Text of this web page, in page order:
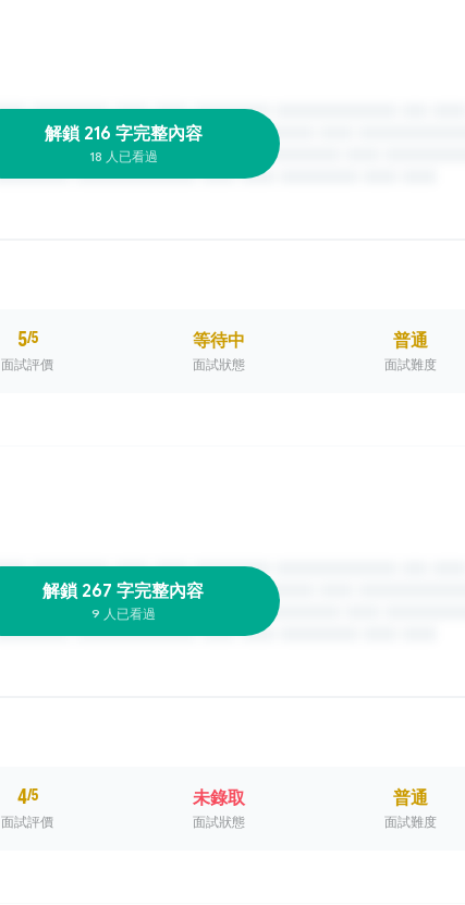
解鎖 216 字完整內容
18 人已看過
5/5
面試評價
等待中
面試狀態
普通
面試難度
解鎖 267 字完整內容
9 人已看過
4/5
面試評價
未錄取
面試狀態
普通
面試難度